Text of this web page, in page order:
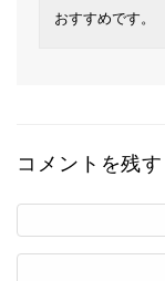
おすすめです。
コメントを残す